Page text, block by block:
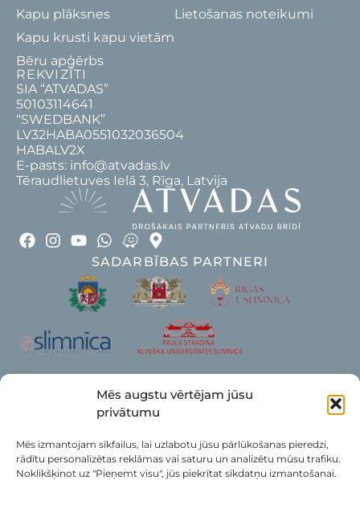
Mēs augstu vērtējam jūsu
privātumu
Mēs izmantojam sīkfailus, lai uzlabotu jūsu pārlūkošanas pieredzi,
rādītu personalizētas reklāmas vai saturu un analizētu mūsu trafiku.
Noklikšķinot uz "Pieņemt visu", jūs piekrītat sīkdatņu izmantošanai.
Kapu plāksnes
Kapu krusti kapu vietām
Bēru apģērbs
Lietošanas noteikumi
REKVIZĪTI
SIA “ATVADAS”
50103114641
“SWEDBANK”
LV32HABA0551032036504
HABALV2X
E-pasts: info@atvadas.lv
Tēraudlietuves Ielā 3, Rīga, Latvija
SADARBĪBAS PARTNERI